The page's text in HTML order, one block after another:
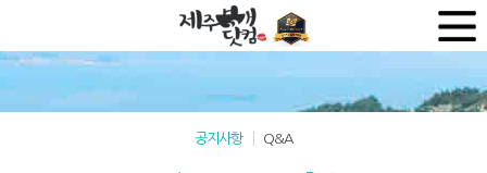
공지사항 Q&A